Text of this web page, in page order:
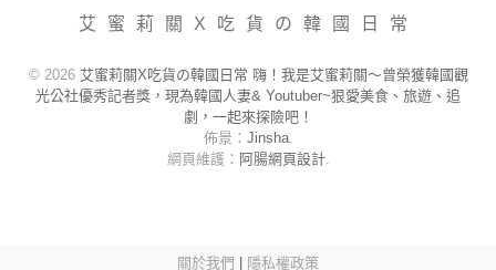
小
賣
艾蜜莉關X吃貨の韓國日常
© 2026 艾蜜莉關X吃貨の韓國日常 嗨！我是艾蜜莉關～曾榮獲韓國觀
光公社優秀記者獎，現為韓國人妻& Youtuber~狠愛美食、旅遊、追
劇，一起來探險吧！
佈景： Jinsha.
網頁維護： 阿腸網頁設計.
關於我們 隱私權政策